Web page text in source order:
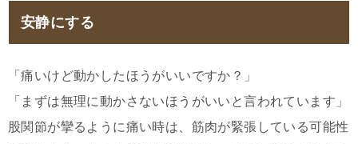
安静にする
「痛いけど動かしたほうがいいですか？」
「まずは無理に動かさないほうがいいと言われています」
股関節が攣るように痛い時は、筋肉が緊張している可能性